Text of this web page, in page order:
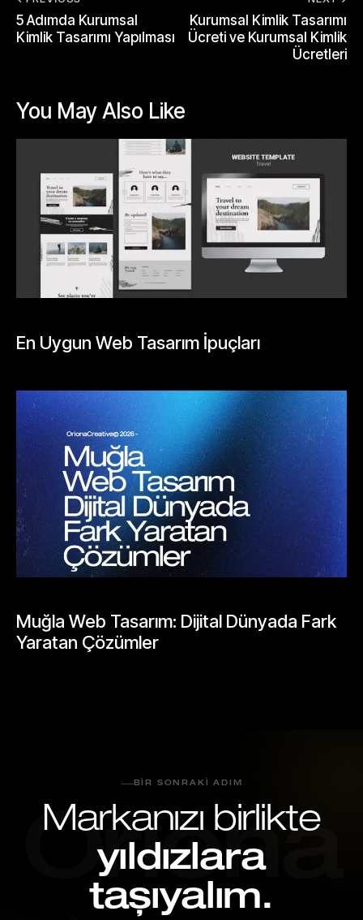
5 Adımda Kurumsal
Kimlik Tasarımı Yapılması
Kurumsal Kimlik Tasarımı
Ücreti ve Kurumsal Kimlik
Ücretleri
You May Also Like
En Uygun Web Tasarım İpuçları
Muğla Web Tasarım: Dijital Dünyada Fark
Yaratan Çözümler
Oriona
BIR SONRAKI ADIM
Markanızı birlikte
yıldızlara
taşıyalım.